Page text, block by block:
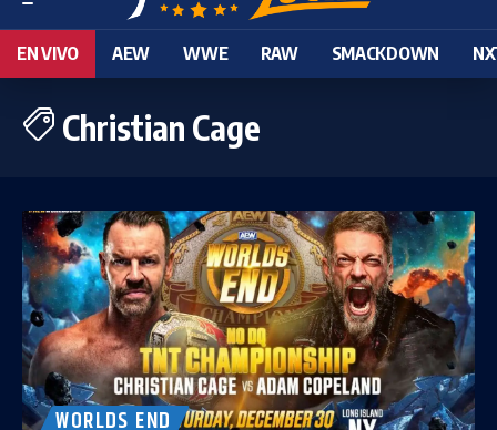
EN VIVO AEW WWE RAW SMACKDOWN
Christian Cage
WORLDS END